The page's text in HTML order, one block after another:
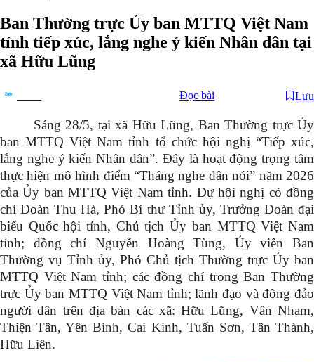
Ban Thường trực Ủy ban MTTQ Việt Nam
tỉnh tiếp xúc, lắng nghe ý kiến Nhân dân tại
xã Hữu Lũng
Đọc bài Lưu
Sáng 28/5, tại xã Hữu Lũng, Ban Thường trực Ủy
ban MTTQ Việt Nam tỉnh tổ chức hội nghị “Tiếp xúc,
lắng nghe ý kiến Nhân dân”. Đây là hoạt động trọng tâm
thực hiện mô hình điểm “Tháng nghe dân nói” năm 2026
của Ủy ban MTTQ Việt Nam tỉnh. Dự hội nghị có đồng
chí Đoàn Thu Hà, Phó Bí thư Tỉnh ủy, Trưởng Đoàn đại
biểu Quốc hội tỉnh, Chủ tịch Ủy ban MTTQ Việt Nam
tỉnh; đồng chí Nguyễn Hoàng Tùng, Ủy viên Ban
Thường vụ Tỉnh ủy, Phó Chủ tịch Thường trực Ủy ban
MTTQ Việt Nam tỉnh; các đồng chí trong Ban Thường
trực Ủy ban MTTQ Việt Nam tỉnh; lãnh đạo và đông đảo
người dân trên địa bàn các xã: Hữu Lũng, Vân Nham,
Thiện Tân, Yên Bình, Cai Kinh, Tuấn Sơn, Tân Thành,
Hữu Liên.